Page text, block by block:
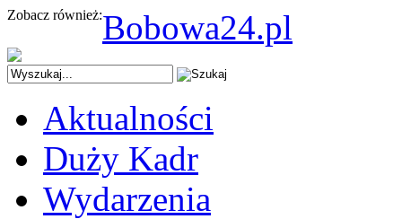
Zobacz również:Bobowa24.pl
Aktualności
Duży Kadr
Wydarzenia